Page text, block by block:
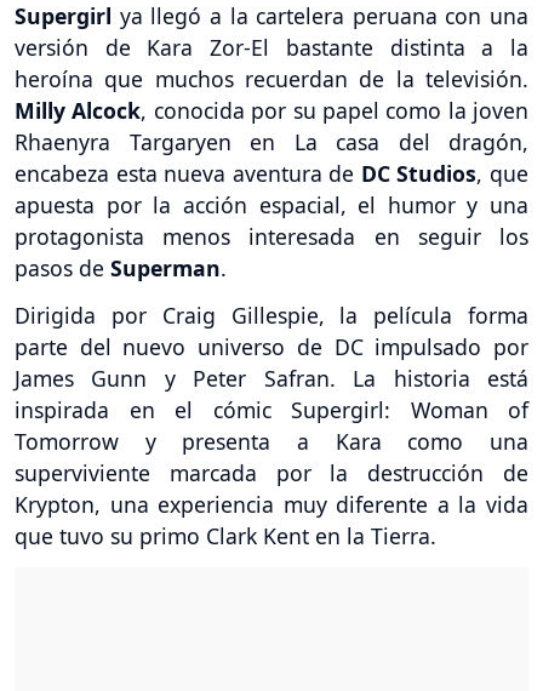
Supergirl ya llegó a la cartelera peruana con una
versión de Kara Zor-El bastante distinta a la
heroína que muchos recuerdan de la televisión.
Milly Alcock, conocida por su papel como la joven
Rhaenyra Targaryen en La casa del dragón,
encabeza esta nueva aventura de DC Studios, que
apuesta por la acción espacial, el humor y una
protagonista menos interesada en seguir los
pasos de Superman.
Dirigida por Craig Gillespie, la película forma
parte del nuevo universo de DC impulsado por
James Gunn y Peter Safran. La historia está
inspirada en el cómic Supergirl: Woman of
Tomorrow y presenta a Kara como una
superviviente marcada por la destrucción de
Krypton, una experiencia muy diferente a la vida
que tuvo su primo Clark Kent en la Tierra.